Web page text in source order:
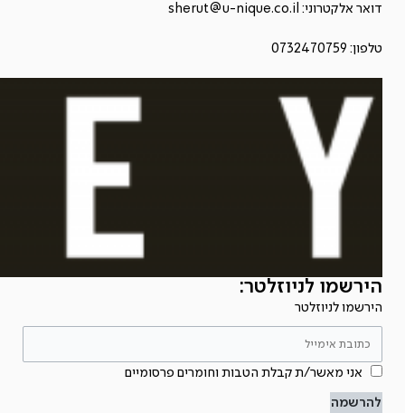
דואר אלקטרוני: sherut@u-nique.co.il
טלפון: 0732470759
הירשמו לניוזלטר:
הירשמו לניוזלטר
אני מאשר/ת קבלת הטבות וחומרים פרסומיים
להרשמה